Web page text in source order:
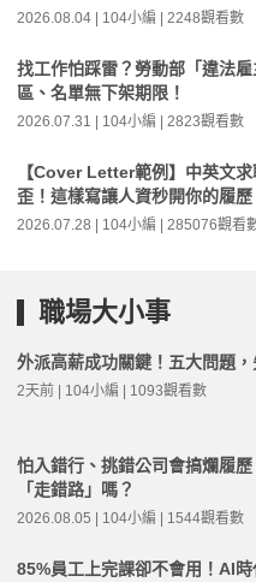
2026.08.04 | 104小編 | 2248觀看數
找工作怕踩雷？勞動部「違法
區、名單無下架期限！
2026.07.31 | 104小編 | 2823觀看數
【Cover Letter範例】中英文
歪！這樣寫讓人資秒開你的履歷
2026.07.28 | 104小編 | 285076觀看
職場大小事
外派高薪成功關鍵！五大問題
2天前 | 104小編 | 1093觀看數
怕入錯行、挑錯公司會搞爛履
「走錯路」嗎？
2026.08.05 | 104小編 | 1544觀看數
85%員工上完課卻不會用！AI